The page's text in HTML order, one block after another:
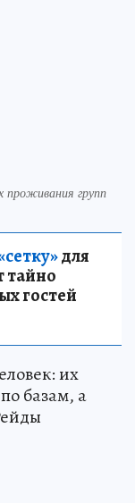
проживания групп
для
тайно
гостей
их
базам, а